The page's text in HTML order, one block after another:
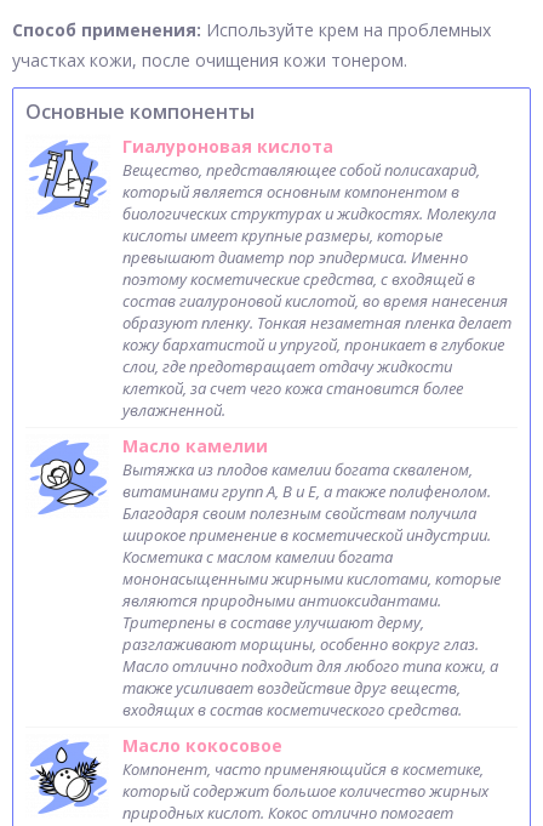
Способ применения: Используйте крем на проблемных
участках кожи, после очищения кожи тонером.
Основные компоненты
Гиалуроновая кислота
Вещество, представляющее собой полисахарид,
который является основным компонентом в
биологических структурах и жидкостях. Молекула
кислоты имеет крупные размеры, которые
превышают диаметр пор эпидермиса. Именно
поэтому косметические средства, с входящей в
состав гиалуроновой кислотой, во время нанесения
образуют пленку. Тонкая незаметная пленка делает
кожу бархатистой и упругой, проникает в глубокие
слои, где предотвращает отдачу жидкости
клеткой, за счет чего кожа становится более
увлажненной.
Масло камелии
Вытяжка из плодов камелии богата скваленом,
витаминами групп А, В и Е, а также полифенолом.
Благодаря своим полезным свойствам получила
широкое применение в косметической индустрии.
Косметика с маслом камелии богата
мононасыщенными жирными кислотами, которые
являются природными антиоксидантами.
Тритерпены в составе улучшают дерму,
разглаживают морщины, особенно вокруг глаз.
Масло отлично подходит для любого типа кожи, а
также усиливает воздействие друг веществ,
входящих в состав косметического средства.
Масло кокосовое
Компонент, часто применяющийся в косметике,
который содержит большое количество жирных
природных кислот. Кокос отлично помогает